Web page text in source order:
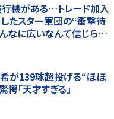
機がある…トレード加入
たスター軍団の“衝撃待
なに広いなんて信じられ
希が139球超投げる“ほぼ
「天才すぎる」